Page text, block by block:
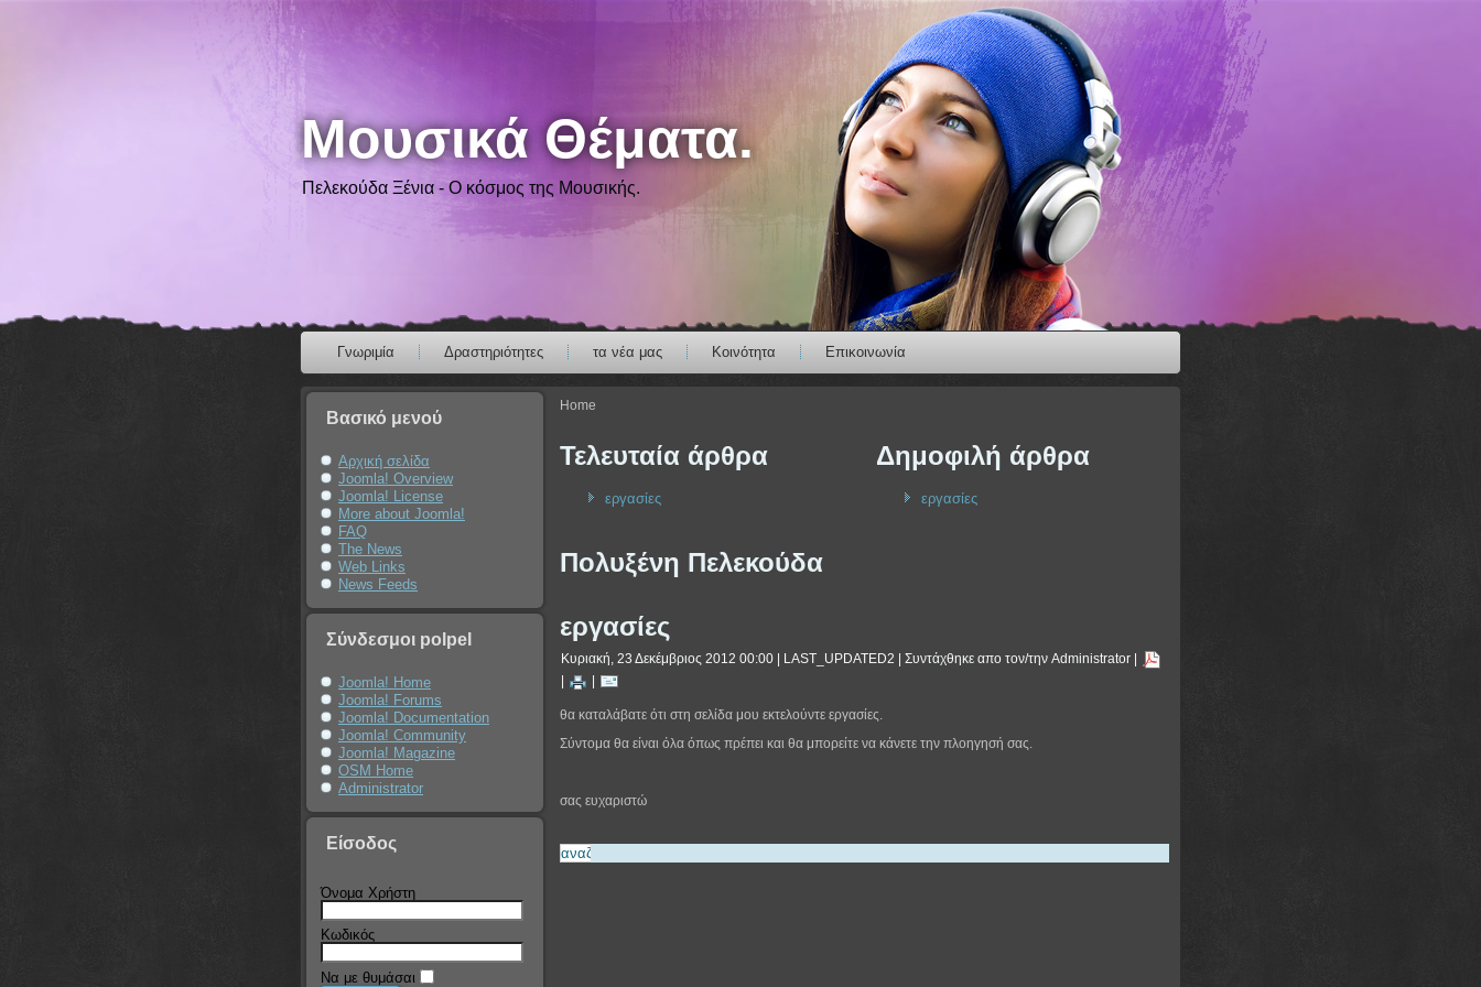
Μουσικά Θέματα.
Πελεκούδα Ξένια - Ο κόσμος της Μουσικής.
Γνωριμία Δραστηριότητες τα νέα μας Κοινότητα Επικοινωνία
Βασικό μενού
Αρχική σελίδα
Joomla! Overview
Joomla! License
More about Joomla!
FAQ
The News
Web Links
News Feeds
Σύνδεσμοι polpel
Joomla! Home
Joomla! Forums
Joomla! Documentation
Joomla! Community
Joomla! Magazine
OSM Home
Administrator
Είσοδος
Όνομα Χρήστη
Κωδικός
Να με θυμάσαι
Home
Τελευταία άρθρα
εργασίες
Δημοφιλή άρθρα
εργασίες
Πολυξένη Πελεκούδα
εργασίες
Κυριακή, 23 Δεκέμβριος 2012 00:00 LAST_UPDATED2 Συντάχθηκε απο τον/την Administrator
θα καταλάβατε ότι στη σελίδα μου εκτελούντε εργασίες.
Σύντομα θα είναι όλα όπως πρέπει και θα μπορείτε να κάνετε την πλοηγησή σας.
σας ευχαριστώ